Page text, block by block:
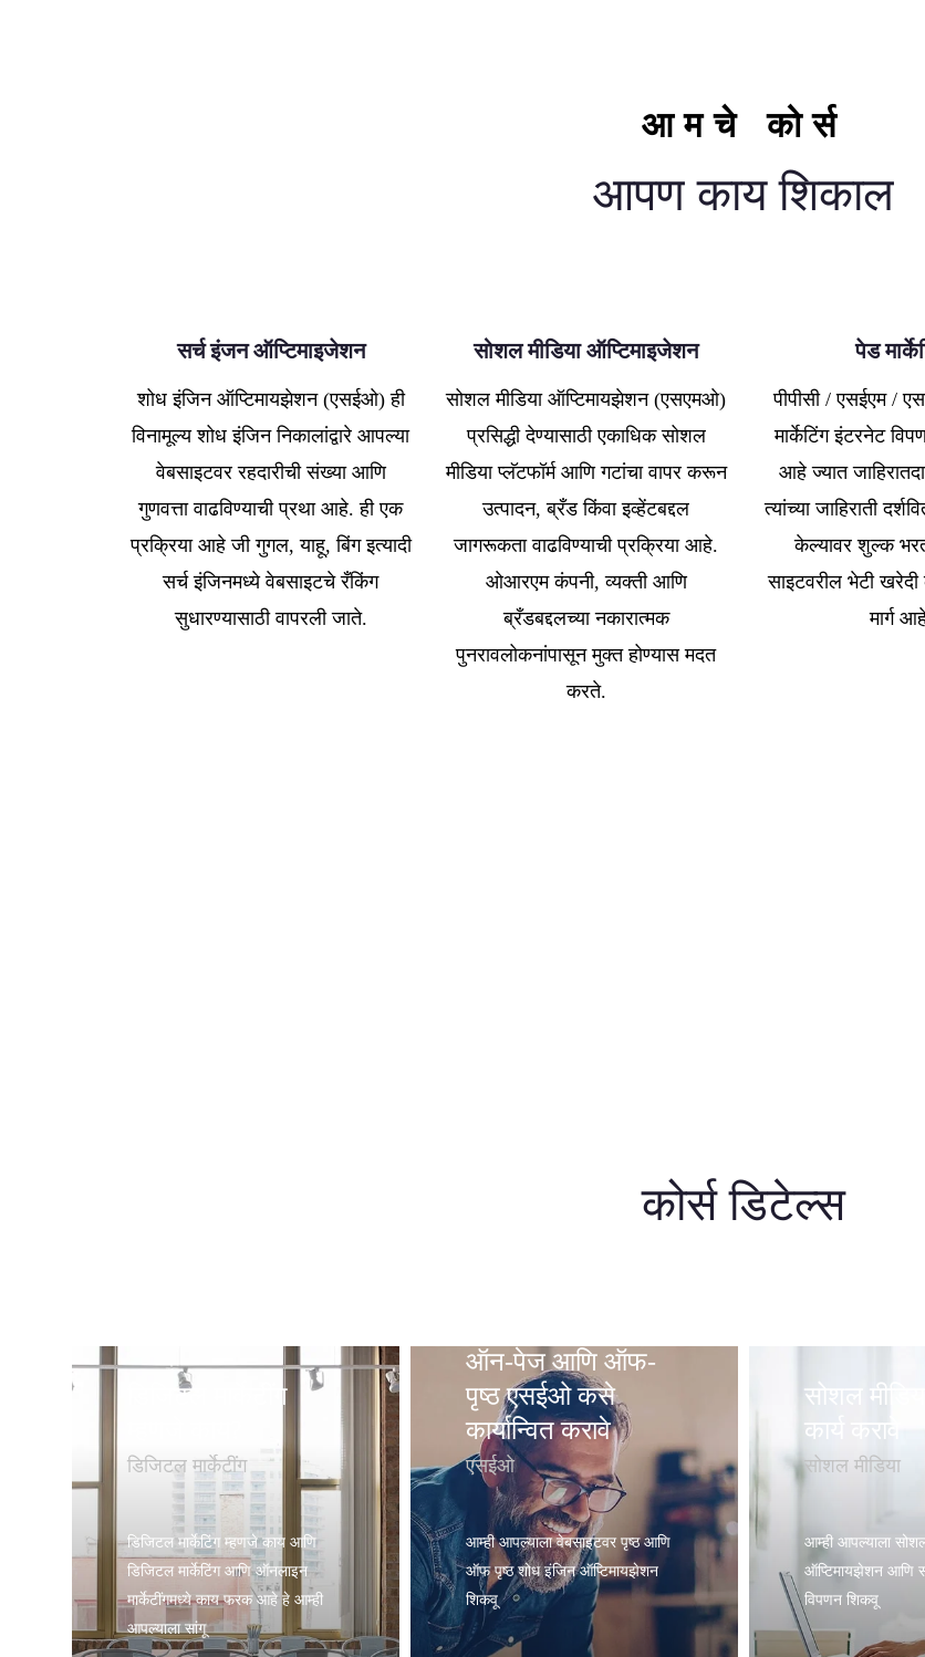
आमचे कोर्स
आपण काय शिकाल
सर्च इंजन ऑप्टिमाइजेशन
शोध इंजिन ऑप्टिमायझेशन (एसईओ) ही
विनामूल्य शोध इंजिन निकालांद्वारे आपल्या
वेबसाइटवर रहदारीची संख्या आणि
गुणवत्ता वाढविण्याची प्रथा आहे. ही एक
प्रक्रिया आहे जी गुगल, याहू, बिंग इत्यादी
सर्च इंजिनमध्ये वेबसाइटचे रँकिंग
सुधारण्यासाठी वापरली जाते.
सोशल मीडिया ऑप्टिमाइजेशन
सोशल मीडिया ऑप्टिमायझेशन (एसएमओ)
प्रसिद्धी देण्यासाठी एकाधिक सोशल
मीडिया प्लॅटफॉर्म आणि गटांचा वापर करून
उत्पादन, ब्रँड किंवा इव्हेंटबद्दल
जागरूकता वाढविण्याची प्रक्रिया आहे.
ओआरएम कंपनी, व्यक्ती आणि
ब्रँडबद्दलच्या नकारात्मक
पुनरावलोकनांपासून मुक्त होण्यास मदत
करते.
पेड
पीपीसी / एसईएम /
मार्केटिंग इंटरनेट
आहे ज्यात
त्यांच्या जाहिराती
केल्यावर शुल्क
साइटवरील भेटी खरेदी
मार्ग
कोर्स डिटेल्स
डिजिटल मार्केटींग
डिजिटल मार्केटींग
डिजिटल मार्केटिंग म्हणजे काय आणि
डिजिटल मार्केटिंग आणि ऑनलाइन
मार्केटींगमध्ये काय फरक आहे हे आम्ही
आपल्याला सांगू
ऑन-पेज आणि ऑफ-
पृष्ठ एसईओ कसे
कार्यान्वित करावे
एसईओ
आम्ही आपल्याला वेबसाइटवर पृष्ठ आणि
ऑफ पृष्ठ शोध इंजिन ऑप्टिमायझेशन
शिकवू
सोशल
कार्य करावे
सोशल मीडिया
आम्ही आपल्याला
ऑप्टिमायझेशन आणि
विपणन शिकवू